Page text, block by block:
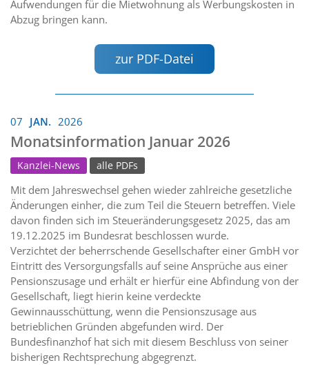
Aufwendungen für die Mietwohnung als Werbungskosten in
Abzug bringen kann.
zur PDF-Datei
07 JAN. 2026
Monatsinformation Januar 2026
Kanzlei-News alle PDFs
Mit dem Jahreswechsel gehen wieder zahlreiche gesetzliche
Änderungen einher, die zum Teil die Steuern betreffen. Viele
davon finden sich im Steueränderungsgesetz 2025, das am
19.12.2025 im Bundesrat beschlossen wurde.
Verzichtet der beherrschende Gesellschafter einer GmbH vor
Eintritt des Versorgungsfalls auf seine Ansprüche aus einer
Pensionszusage und erhält er hierfür eine Abfindung von der
Gesellschaft, liegt hierin keine verdeckte
Gewinnausschüttung, wenn die Pensionszusage aus
betrieblichen Gründen abgefunden wird. Der
Bundesfinanzhof hat sich mit diesem Beschluss von seiner
bisherigen Rechtsprechung abgegrenzt.